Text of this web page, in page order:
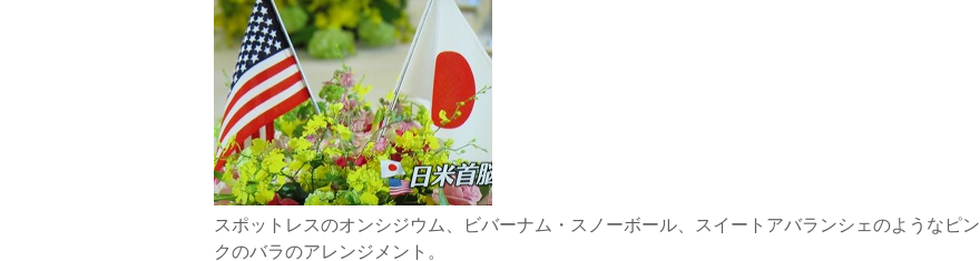
スポットレスのオンシジウム、ビバーナム・スノーボール、スイートアバランシェのようなピン
クのバラのアレンジメント。